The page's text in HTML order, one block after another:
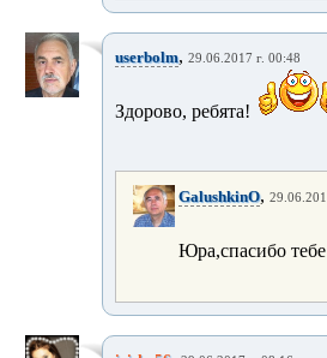
userbolm, 29.06.2017 г. 00:48
Здорово, ребята!
GalushkinO,
Юра,спасибо